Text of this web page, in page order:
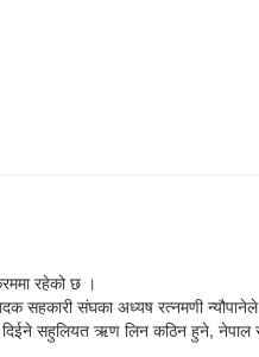
रहेको छ ।
सहकारी संघका अध्यष रत्नमणी
सहुलियत ऋण लिन कठिन हुने, नेपाल